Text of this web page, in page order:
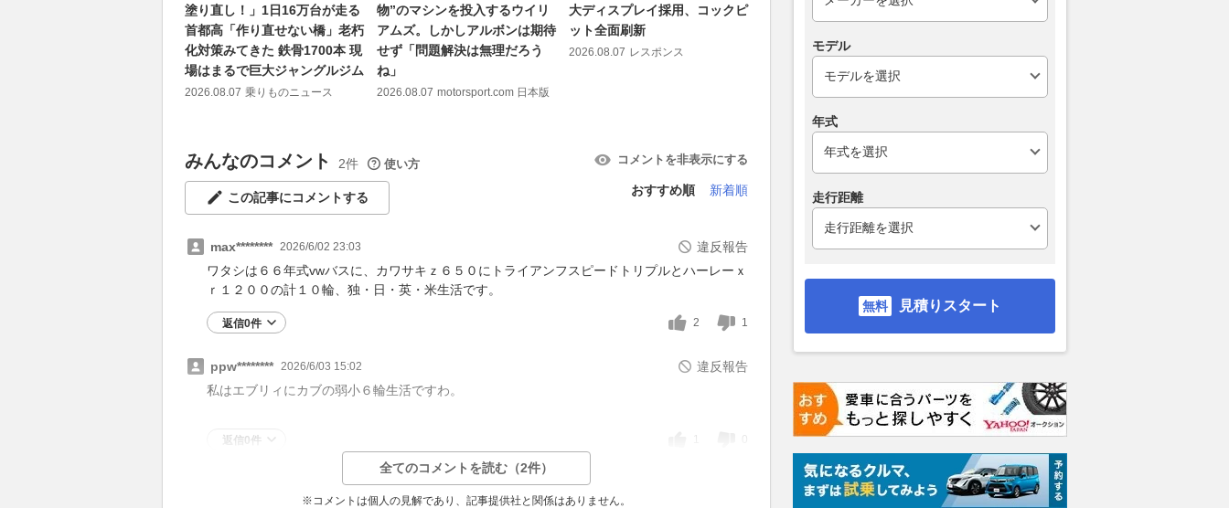
塗り直し！」1日16万台が走る
首都高「作り直せない橋」老朽
化対策みてきた 鉄骨1700本 現
場はまるで巨大ジャングルジム
2026.08.07 乗りものニュース
物”のマシンを投入するウイリ
アムズ。しかしアルボンは期待
せず「問題解決は無理だろう
ね」
2026.08.07 motorsport.com 日本版
大ディスプレイ採用、コックピ
ット全面刷新
2026.08.07 レスポンス
グ、N-BOXが3カ月連続トッ
日刊自動車新聞 乗りものニュース
みんなのコメント 2件 使い方 コメントを非表示にする
この記事にコメントする
おすすめ順 新着順
max******** 2026/6/02 23:03
違反報告
ワタシは６６年式vwバスに、カワサキｚ６５０にトライアンフスピードトリプルとハーレーｘ
ｒ１２００の計１０輪、独・日・英・米生活です。
返信0件 2 1
ppw******** 2026/6/03 15:02
違反報告
私はエブリィにカブの弱小６輪生活ですわ。
返信0件 1
全てのコメントを読む（2件）
※コメントは個人の見解であり、記事提供社と関係はありません。
モデル
年式
走行距離
見積りスタート